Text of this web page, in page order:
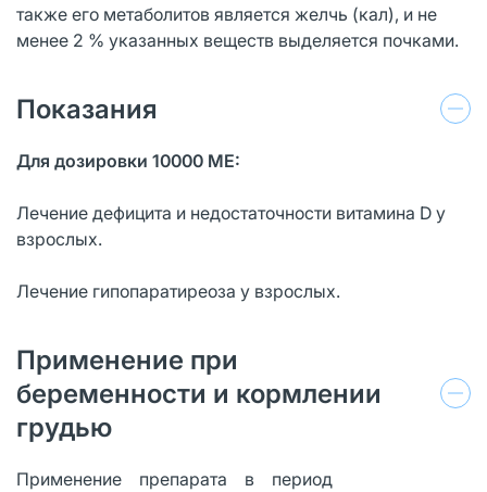
также его метаболитов является желчь (кал), и не
менее 2 % указанных веществ выделяется почками.
Показания
Для дозировки 10000 ME:
Лечение дефицита и недостаточности витамина D у
взрослых.
Лечение гипопаратиреоза у взрослых.
Применение при
беременности и кормлении
грудью
Применение препарата в период